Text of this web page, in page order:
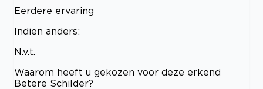
Eerdere ervaring
Indien anders:
N.v.t.
Waarom heeft u gekozen voor deze erkend
Betere Schilder?